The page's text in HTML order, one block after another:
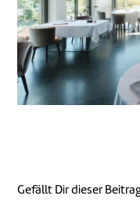
Gefällt Dir dieser